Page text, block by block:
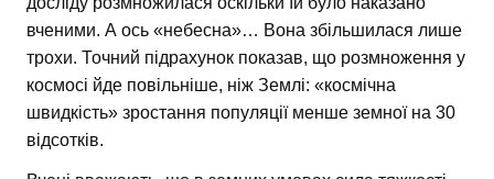
вченими. А ось «небесна»… Вона збільшилася лише
трохи. Точний підрахунок показав, що розмноження у
космосі йде повільніше, ніж Землі: «космічна
швидкість» зростання популяції менше земної на 30
відсотків.